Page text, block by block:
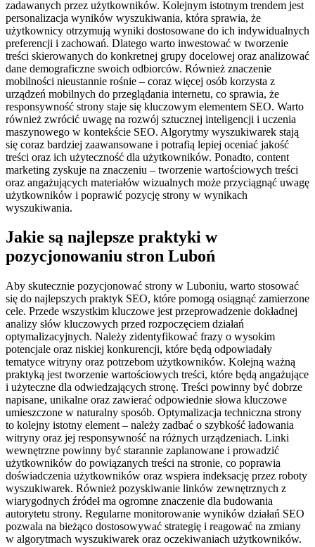
zadawanych przez użytkowników. Kolejnym istotnym trendem jest
personalizacja wyników wyszukiwania, która sprawia, że
użytkownicy otrzymują wyniki dostosowane do ich indywidualnych
preferencji i zachowań. Dlatego warto inwestować w tworzenie
treści skierowanych do konkretnej grupy docelowej oraz analizować
dane demograficzne swoich odbiorców. Również znaczenie
mobilności nieustannie rośnie – coraz więcej osób korzysta z
urządzeń mobilnych do przeglądania internetu, co sprawia, że
responsywność strony staje się kluczowym elementem SEO. Warto
również zwrócić uwagę na rozwój sztucznej inteligencji i uczenia
maszynowego w kontekście SEO. Algorytmy wyszukiwarek stają
się coraz bardziej zaawansowane i potrafią lepiej oceniać jakość
treści oraz ich użyteczność dla użytkowników. Ponadto, content
marketing zyskuje na znaczeniu – tworzenie wartościowych treści
oraz angażujących materiałów wizualnych może przyciągnąć uwagę
użytkowników i poprawić pozycję strony w wynikach
wyszukiwania.
Jakie są najlepsze praktyki w
pozycjonowaniu stron Luboń
Aby skutecznie pozycjonować strony w Luboniu, warto stosować
się do najlepszych praktyk SEO, które pomogą osiągnąć zamierzone
cele. Przede wszystkim kluczowe jest przeprowadzenie dokładnej
analizy słów kluczowych przed rozpoczęciem działań
optymalizacyjnych. Należy zidentyfikować frazy o wysokim
potencjale oraz niskiej konkurencji, które będą odpowiadały
tematyce witryny oraz potrzebom użytkowników. Kolejną ważną
praktyką jest tworzenie wartościowych treści, które będą angażujące
i użyteczne dla odwiedzających stronę. Treści powinny być dobrze
napisane, unikalne oraz zawierać odpowiednie słowa kluczowe
umieszczone w naturalny sposób. Optymalizacja techniczna strony
to kolejny istotny element – należy zadbać o szybkość ładowania
witryny oraz jej responsywność na różnych urządzeniach. Linki
wewnętrzne powinny być starannie zaplanowane i prowadzić
użytkowników do powiązanych treści na stronie, co poprawia
doświadczenia użytkowników oraz wspiera indeksację przez roboty
wyszukiwarek. Również pozyskiwanie linków zewnętrznych z
wiarygodnych źródeł ma ogromne znaczenie dla budowania
autorytetu strony. Regularne monitorowanie wyników działań SEO
pozwala na bieżąco dostosowywać strategię i reagować na zmiany
w algorytmach wyszukiwarek oraz oczekiwaniach użytkowników.